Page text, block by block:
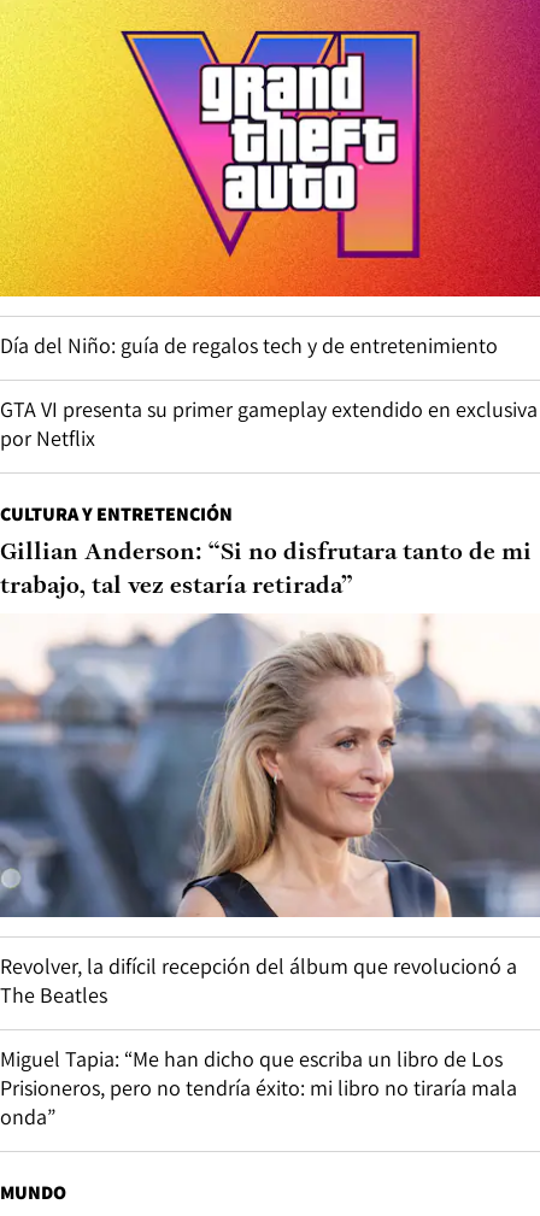
Día del Niño: guía de regalos tech y de entretenimiento
GTA VI presenta su primer gameplay extendido en exclusiva
por Netflix
CULTURA Y ENTRETENCIÓN
Gillian Anderson: “Si no disfrutara tanto de mi
trabajo, tal vez estaría retirada”
Revolver, la difícil recepción del álbum que revolucionó a
The Beatles
Miguel Tapia: “Me han dicho que escriba un libro de Los
Prisioneros, pero no tendría éxito: mi libro no tiraría mala
onda”
MUNDO